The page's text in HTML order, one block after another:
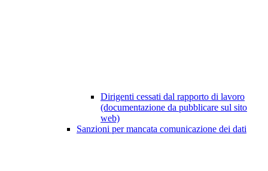
Dirigenti cessati dal rapporto di lavoro
(documentazione da pubblicare sul sito
web)
Sanzioni per mancata comunicazione dei dati